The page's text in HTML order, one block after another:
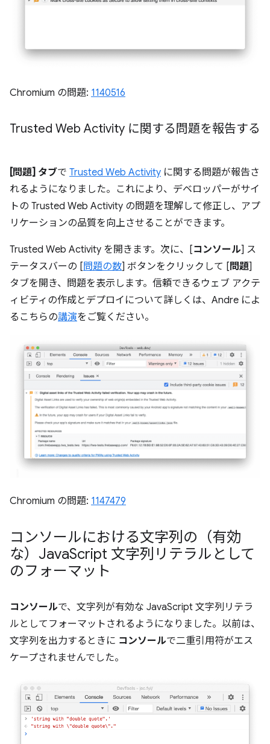
Chromium の問題: 1140516
Trusted Web Activity に関する問題を報告する
[問題] タブで Trusted Web Activity に関する問題が報告さ
れるようになりました。これにより、デベロッパーがサイ
トの Trusted Web Activity の問題を理解して修正し、アプ
リケーションの品質を向上させることができます。
Trusted Web Activity を開きます。次に、[コンソール] ス
テータスバーの [問題の数] ボタンをクリックして [ 問題]
タブを開き、問題を表示します。信頼できるウェブ アクテ
ィビティの作成とデプロイについて詳しくは、Andre によ
るこちらの講演をご覧ください。
Chromium の問題: 1147479
コンソールにおける文字列の（有効
な）JavaScript 文字列リテラルとして
のフォーマット
コンソールで、文字列が有効な JavaScript 文字列リテラ
ルとしてフォーマットされるようになりました。以前は、
文字列を出力するときに コンソールで二重引用符がエス
ケープされませんでした。